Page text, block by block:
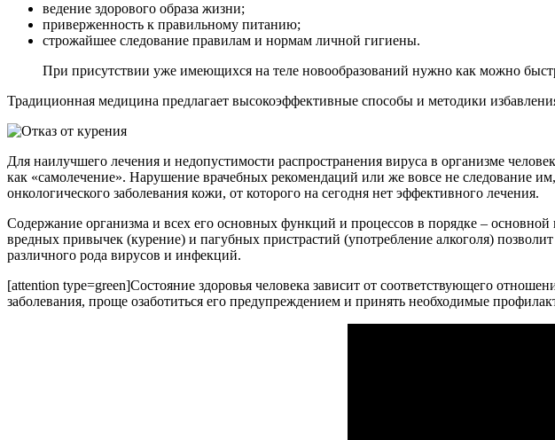
ведение здорового образа жизни;
приверженность к правильному питанию;
строжайшее следование правилам и нормам личной гигиены.
При присутствии уже имеющихся на теле новообразований нужно как можно
Традиционная медицина предлагает высокоэффективные способы и методики
Для наилучшего лечения и недопустимости распространения вируса в организме
как «самолечение». Нарушение врачебных рекомендаций или же вовсе не следование
онкологического заболевания кожи, от которого на сегодня нет эффективного лечения.
Содержание организма и всех его основных функций и процессов в порядке –
вредных привычек (курение) и пагубных пристрастий (употребление алкоголя)
различного рода вирусов и инфекций.
[attention type=green]Состояние здоровья человека зависит от соответствующего
заболевания, проще озаботиться его предупреждением и принять необходимые